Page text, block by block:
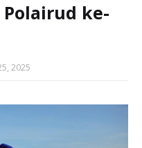
Polairud ke-
2025